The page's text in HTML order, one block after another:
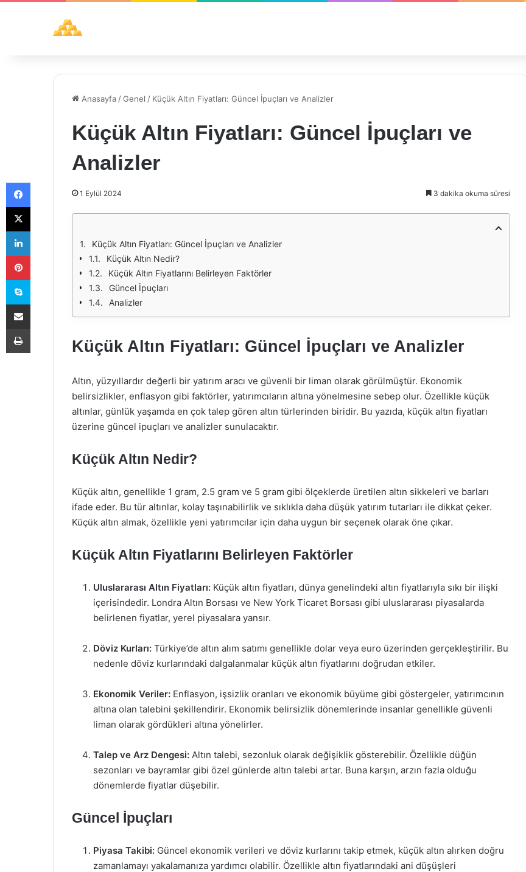
Anasayfa /Genel / Küçük Altın Fiyatları: Güncel İpuçları ve Analizler
Küçük Altın Fiyatları: Güncel İpuçları ve
Analizler
1 Eylül 2024 3 dakika okuma süresi
Küçük Altın Fiyatları: Güncel İpuçları ve Analizler
Küçük Altın Nedir?
Küçük Altın Fiyatlarını Belirleyen Faktörler
Güncel İpuçları
Analizler
Küçük Altın Fiyatları: Güncel İpuçları ve Analizler
Altın, yüzyıllardır değerli bir yatırım aracı ve güvenli bir liman olarak görülmüştür. Ekonomik
belirsizlikler, enflasyon gibi faktörler, yatırımcıların altına yönelmesine sebep olur. Özellikle küçük
altınlar, günlük yaşamda en çok talep gören altın türlerinden biridir. Bu yazıda, küçük altın fiyatları
üzerine güncel ipuçları ve analizler sunulacaktır.
Küçük Altın Nedir?
Küçük altın, genellikle 1 gram, 2.5 gram ve 5 gram gibi ölçeklerde üretilen altın sikkeleri ve barları
ifade eder. Bu tür altınlar, kolay taşınabilirlik ve sıklıkla daha düşük yatırım tutarları ile dikkat çeker.
Küçük altın almak, özellikle yeni yatırımcılar için daha uygun bir seçenek olarak öne çıkar.
Küçük Altın Fiyatlarını Belirleyen Faktörler
Uluslararası Altın Fiyatları: Küçük altın fiyatları, dünya genelindeki altın fiyatlarıyla sıkı bir ilişki
içerisindedir. Londra Altın Borsası ve New York Ticaret Borsası gibi uluslararası piyasalarda
belirlenen fiyatlar, yerel piyasalara yansır.
Döviz Kurları: Türkiye’de altın alım satımı genellikle dolar veya euro üzerinden gerçekleştirilir. Bu
nedenle döviz kurlarındaki dalgalanmalar küçük altın fiyatlarını doğrudan etkiler.
Ekonomik Veriler: Enflasyon, işsizlik oranları ve ekonomik büyüme gibi göstergeler, yatırımcının
altına olan talebini şekillendirir. Ekonomik belirsizlik dönemlerinde insanlar genellikle güvenli
liman olarak gördükleri altına yönelirler.
Talep ve Arz Dengesi: Altın talebi, sezonluk olarak değişiklik gösterebilir. Özellikle düğün
sezonları ve bayramlar gibi özel günlerde altın talebi artar. Buna karşın, arzın fazla olduğu
dönemlerde fiyatlar düşebilir.
Güncel İpuçları
Piyasa Takibi: Güncel ekonomik verileri ve döviz kurlarını takip etmek, küçük altın alırken doğru
zamanlamayı yakalamanıza yardımcı olabilir. Özellikle altın fiyatlarındaki ani düşüşleri
Facebook
X
LinkedIn
Pinterest
Skype
E-Posta ile paylaş